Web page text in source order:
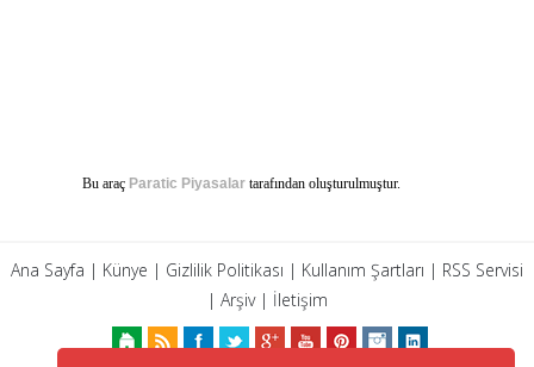
Bu araç Paratic Piyasalar tarafından oluşturulmuştur.
Ana Sayfa | Künye | Gizlilik Politikası | Kullanım Şartları | RSS Servisi
| Arşiv| İletişim